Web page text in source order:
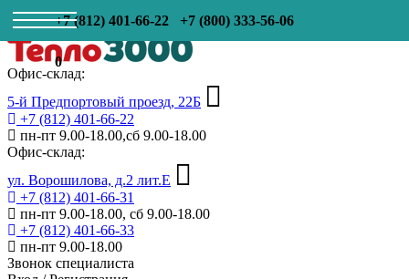
+7 (812) 401-66-22 +7 (800) 333-56-06
0
Офис-склад:
5-й Предпортовый проезд, 22Б
+7 (812) 401-66-22
пн-пт 9.00-18.00,сб 9.00-18.00
Офис-склад:
ул. Ворошилова, д.2 лит.Е
+7 (812) 401-66-31
пн-пт 9.00-18.00, сб 9.00-18.00
+7 (812) 401-66-33
пн-пт 9.00-18.00
Звонок специалиста